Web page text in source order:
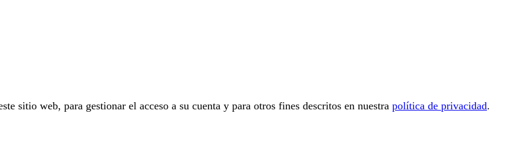
sitio web, para gestionar el acceso a su cuenta y para otros fines descritos en nuestra política de privacidad.